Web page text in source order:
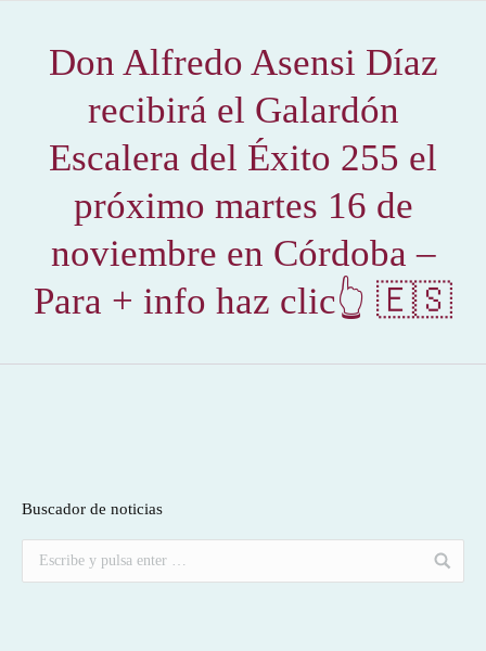
Don Alfredo Asensi Díaz
recibirá el Galardón
Escalera del Éxito 255 el
próximo martes 16 de
noviembre en Córdoba –
Para + info haz clic👆 🇪🇸
Buscador de noticias